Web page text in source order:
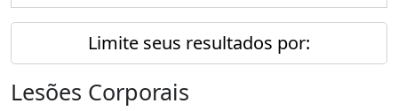
Limite seus resultados por:
Lesões Corporais